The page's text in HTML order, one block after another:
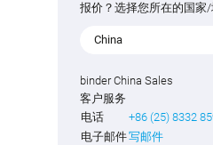
报价？选择您所在的国家/
China
binder China Sales
客户服务
电话
+86 (25) 8332
电子邮件写邮件